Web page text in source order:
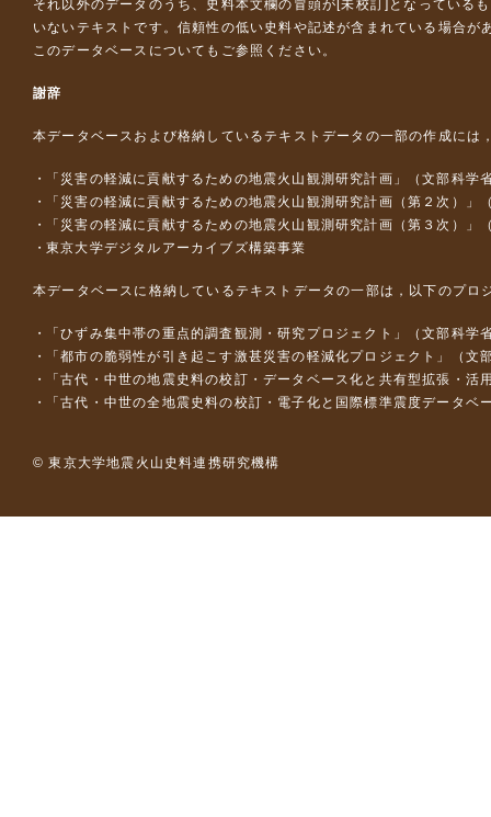
それ以外のデータのうち、史料本文欄の冒頭が[未校訂]となっている
いないテキストです。信頼性の低い史料や記述が含まれている場合が
このデータベースについて もご参照ください。
謝辞
本データベースおよび格納しているテキストデータの一部の作成には
「災害の軽減に貢献するための地震火山観測研究計画」（文部科学
「災害の軽減に貢献するための地震火山観測研究計画（第２次）」
「災害の軽減に貢献するための地震火山観測研究計画（第３次）」
東京大学デジタルアーカイブズ構築事業
本データベースに格納しているテキストデータの一部は，以下のプロ
「ひずみ集中帯の重点的調査観測・研究プロジェクト」（文部科
「都市の脆弱性が引き起こす激甚災害の軽減化プロジェクト」（
「古代・中世の地震史料の校訂・データベース化と共有型拡張・
「古代・中世の全地震史料の校訂・電子化と国際標準震度データ
© 東京大学地震火山史料連携研究機構